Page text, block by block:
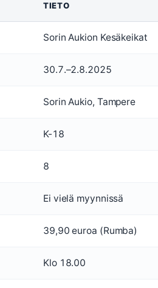
TIETO
Sorin Aukion Kesäkeikat
30.7.–2.8.2025
Sorin Aukio, Tampere
K-18
8
Ei vielä myynnissä
39,90 euroa (Rumba)
Klo 18.00